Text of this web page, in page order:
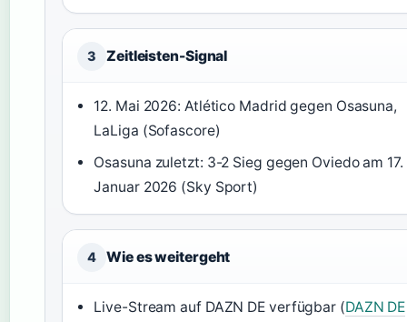
3 Zeitleisten-Signal
12. Mai 2026: Atlético Madrid gegen Osasuna,
LaLiga (Sofascore)
Osasuna zuletzt: 3-2 Sieg gegen Oviedo am 17.
Januar 2026 (Sky Sport)
4 Wie es weitergeht
Live-Stream auf DAZN DE verfügbar (DAZN DE